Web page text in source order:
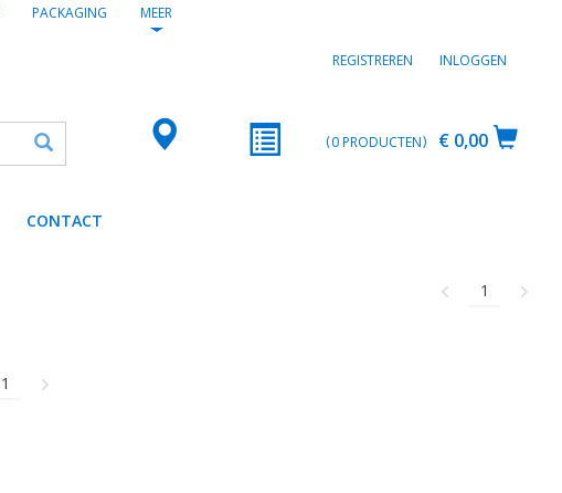
PACKAGING MEER
REGISTREREN INLOGGEN
€ 0,00
0PRODUCTEN
CONTACT
1
1